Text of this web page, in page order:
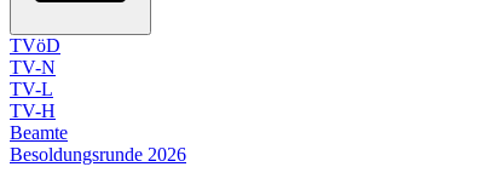
TVöD
TV-N
TV-L
TV-H
Beamte
Besoldungsrunde 2026